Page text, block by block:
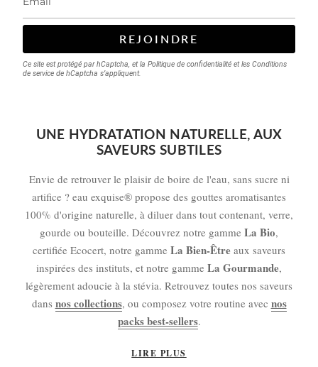
REJOINDRE
Ce site est protégé par hCaptcha, et la Politique de confidentialité et les Conditions
de service de hCaptcha s’appliquent.
UNE HYDRATATION NATURELLE, AUX
SAVEURS SUBTILES
Envie de retrouver le plaisir de boire de l'eau, sans sucre ni
artifice ? eau exquise® propose des gouttes aromatisantes
100% d'origine naturelle, à diluer dans tout contenant, verre,
gourde ou bouteille. Découvrez notre gamme La Bio,
certifiée Ecocert, notre gamme La Bien-Être aux saveurs
inspirées des instituts, et notre gamme La Gourmande,
légèrement adoucie à la stévia. Retrouvez toutes nos saveurs
dans nos collections, ou composez votre routine avec nos
packs best-sellers.
LIRE PLUS